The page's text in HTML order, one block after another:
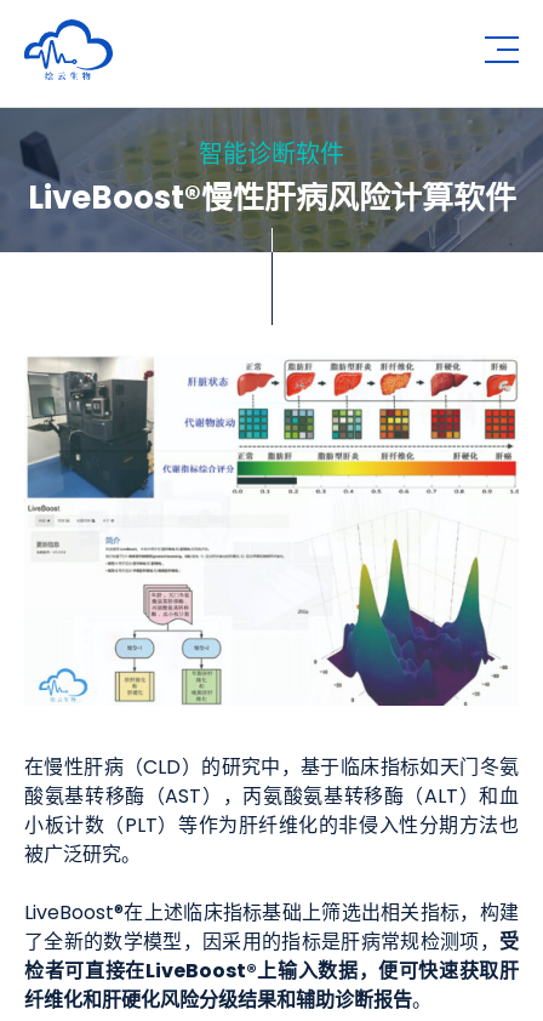
深圳市绘云生物科技有限公司
智能诊断软件
LiveBoost®慢性肝病风险计算软件
在慢性肝病（CLD）的研究中，基于临床指标如天门冬氨
酸氨基转移酶（AST），丙氨酸氨基转移酶（ALT）和血
小板计数（PLT）等作为肝纤维化的非侵入性分期方法也
被广泛研究。
LiveBoost®在上述临床指标基础上筛选出相关指标，构建
了全新的数学模型，因采用的指标是肝病常规检测项， 受
检者可直接在LiveBoost®上输入数据，便可快速获取肝
纤维化和肝硬化风险分级结果和辅助诊断报告。